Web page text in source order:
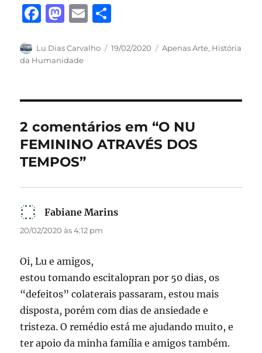
F
c
e
o
o
k
M
st
o
o
n
E
ai a
Autor
Lu Dias Carvalho
Publicado
19/02/2020 Categorias
Apenas Arte, História
da Humanidade
2 comentários em “O NU
FEMININO ATRAVÉS DOS
TEMPOS”
Fabiane Marins
20/02/2020 às 4:12 pm
Oi, Lu e amigos,
estou tomando escitalopran por 50 dias, os
“defeitos” colaterais passaram, estou mais
disposta, porém com dias de ansiedade e
tristeza. O remédio está me ajudando muito, e
ter apoio da minha família e amigos também.